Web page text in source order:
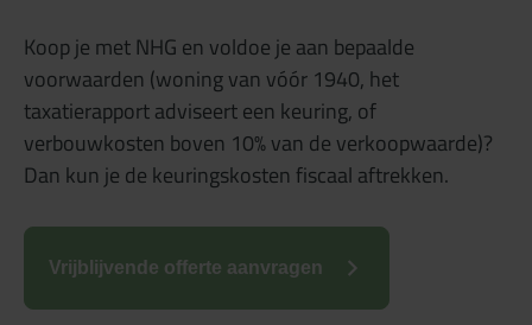
Koop je met NHG en voldoe je aan bepaalde
voorwaarden (woning van vóór 1940, het
taxatierapport adviseert een keuring, of
verbouwkosten boven 10% van de verkoopwaarde)?
Dan kun je de keuringskosten fiscaal aftrekken.
Vrijblijvende offerte aanvragen